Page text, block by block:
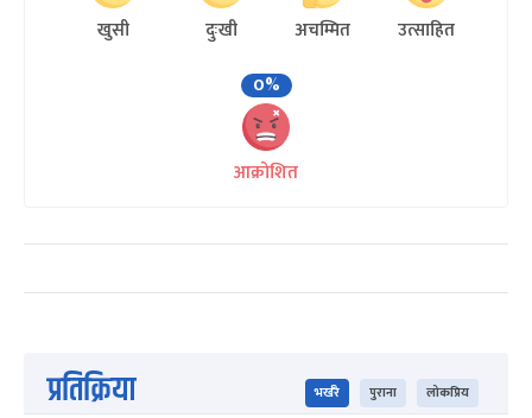
खुसी दुःखी अचम्मित
उत्साहित
0%
आक्रोशित
प्रतिक्रिया भर्खरै पुराना लोकप्रिय